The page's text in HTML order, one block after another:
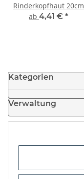
Rinderkopfhaut 20cm
ab 4,41 € *
Kategorien
Verwaltung
News